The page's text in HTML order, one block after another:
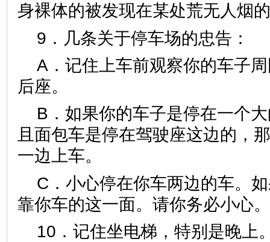
身裸体的被发现在某处荒无人烟
9．几条关于停车场的忠告：
A．记住上车前观察你的车子
后座。
B．如果你的车子是停在一个
且面包车是停在驾驶座这边的，
一边上车。
C．小心停在你车两边的车。
靠你车的这一面。请你务必小心。
10．记住坐电梯，特别是晚上